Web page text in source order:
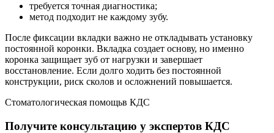
требуется точная диагностика;
метод подходит не каждому зубу.
После фиксации вкладки важно не откладывать установку
постоянной коронки. Вкладка создает основу, но именно
коронка защищает зуб от нагрузки и завершает
восстановление. Если долго ходить без постоянной
конструкции, риск сколов и осложнений повышается.
Стоматологическая помощьв КДС
Получите консультацию у экспертов КДС